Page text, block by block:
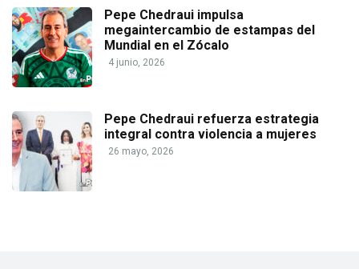
Pepe Chedraui impulsa
megaintercambio de estampas del
Mundial en el Zócalo
4 junio, 2026
Pepe Chedraui refuerza estrategia
integral contra violencia a mujeres
26 mayo, 2026